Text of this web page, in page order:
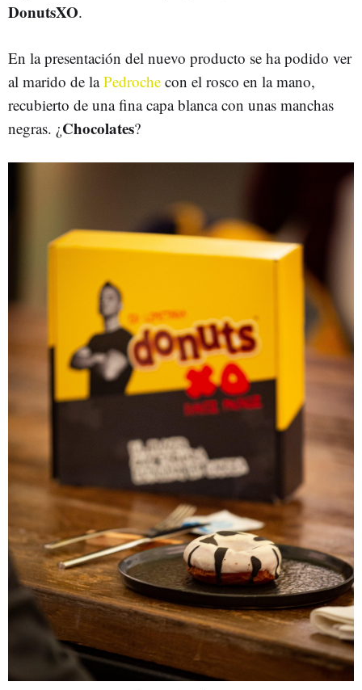
DonutsXO.
En la presentación del nuevo producto se ha podido ver
al marido de laPedroche con el rosco en la mano,
recubierto de una fina capa blanca con unas manchas
negras. ¿Chocolates?